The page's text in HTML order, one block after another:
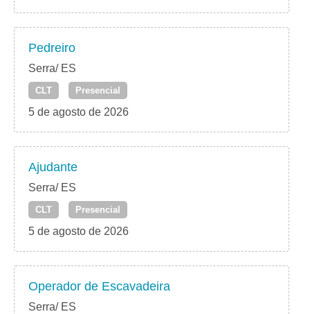
Pedreiro
Serra/ ES
CLT Presencial
5 de agosto de 2026
Ajudante
Serra/ ES
CLT Presencial
5 de agosto de 2026
Operador de Escavadeira
Serra/ ES